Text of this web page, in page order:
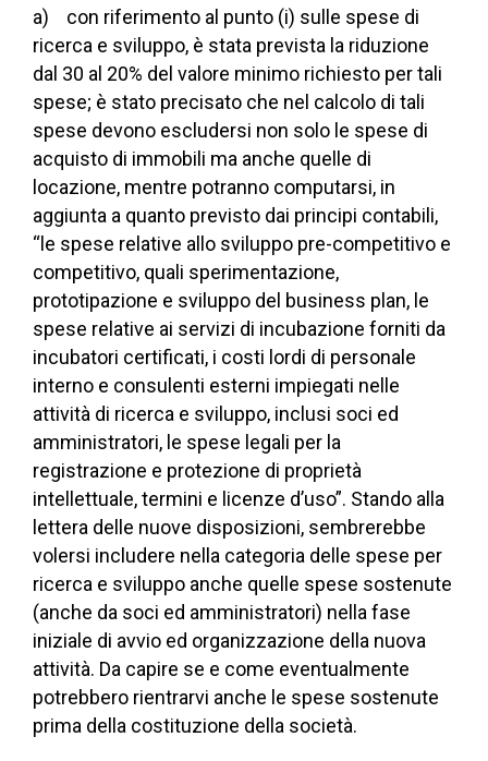
a) con riferimento al punto (i) sulle spese di
ricerca e sviluppo, è stata prevista la riduzione
dal 30 al 20% del valore minimo richiesto per tali
spese; è stato precisato che nel calcolo di tali
spese devono escludersi non solo le spese di
acquisto di immobili ma anche quelle di
locazione, mentre potranno computarsi, in
aggiunta a quanto previsto dai principi contabili,
“le spese relative allo sviluppo pre-competitivo e
competitivo, quali sperimentazione,
prototipazione e sviluppo del business plan, le
spese relative ai servizi di incubazione forniti da
incubatori certificati, i costi lordi di personale
interno e consulenti esterni impiegati nelle
attività di ricerca e sviluppo, inclusi soci ed
amministratori, le spese legali per la
registrazione e protezione di proprietà
intellettuale, termini e licenze d’uso”. Stando alla
lettera delle nuove disposizioni, sembrerebbe
volersi includere nella categoria delle spese per
ricerca e sviluppo anche quelle spese sostenute
(anche da soci ed amministratori) nella fase
iniziale di avvio ed organizzazione della nuova
attività. Da capire se e come eventualmente
potrebbero rientrarvi anche le spese sostenute
prima della costituzione della società.